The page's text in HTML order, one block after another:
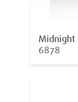
Midnight
6878